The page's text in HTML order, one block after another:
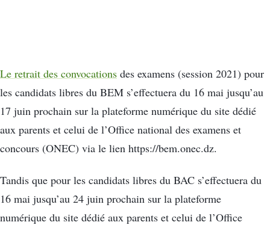
Le retrait des convocations des examens (session 2021) pour
les candidats libres du BEM s’effectuera du 16 mai jusqu’au
17 juin prochain sur la plateforme numérique du site dédié
aux parents et celui de l’Office national des examens et
concours (ONEC) via le lien https://bem.onec.dz.
Tandis que pour les candidats libres du BAC s’effectuera du
16 mai jusqu’au 24 juin prochain sur la plateforme
numérique du site dédié aux parents et celui de l’Office